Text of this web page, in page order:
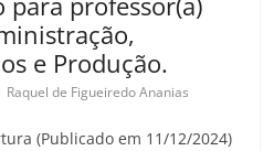
e Produção.
Raquel de Figueiredo Ananias
(Publicado em 11/12/2024)